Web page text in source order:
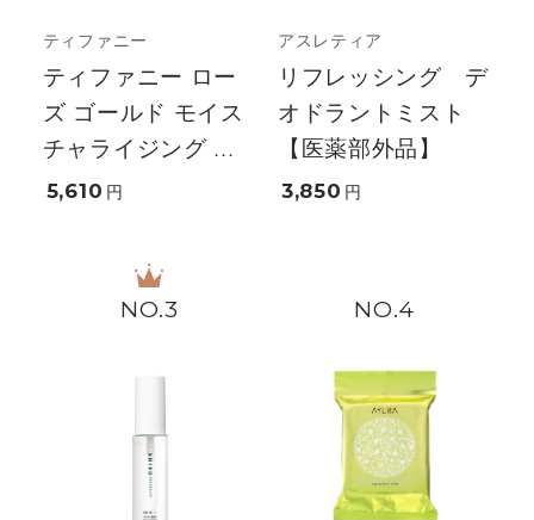
ティファニー
ティファニー ロー
ズ ゴールド モイス
チャライジング ...
5,610 円
アスレティア
リフレッシング デ
オドラントミスト
【医薬部外品】
3,850 円
3 4